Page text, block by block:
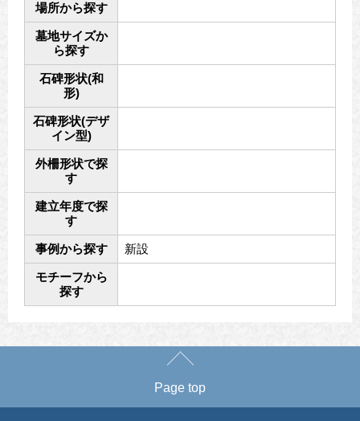
場所から探す
墓地サイズか
ら探す
石碑形状(和
形)
石碑形状(デザ
イン型)
外柵形状で探
す
建立年度で探
す
事例から探す 新設
モチーフから
探す
Page top